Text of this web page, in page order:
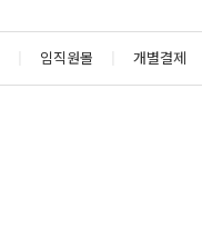
임직원몰 개별결제